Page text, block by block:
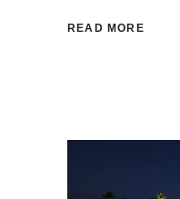
READ MORE